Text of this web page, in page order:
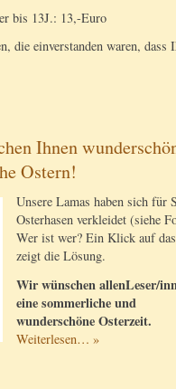
bis 13J.: 13,-Euro
die einverstanden waren, dass
Ihnen
Ostern!
Unsere Lamas haben sich für
Osterhasen verkleidet (siehe
Wer ist wer? Ein Klick auf
zeigt die Lösung.
Wir wünschen allenLeser/
eine sommerliche und
wunderschöne Osterzeit.
Weiterlesen… »